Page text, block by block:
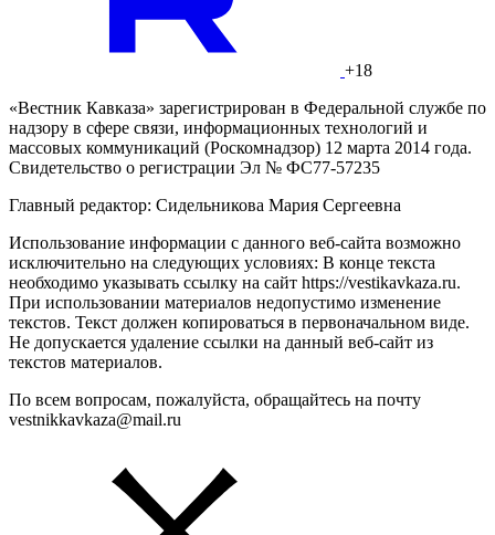
+18
«Вестник Кавказа» зарегистрирован в Федеральной службе по
надзору в сфере связи, информационных технологий и
массовых коммуникаций (Роскомнадзор) 12 марта 2014 года.
Свидетельство о регистрации Эл № ФС77-57235
Главный редактор: Сидельникова Мария Сергеевна
Использование информации с данного веб-сайта возможно
исключительно на следующих условиях: В конце текста
необходимо указывать ссылку на сайт https://vestikavkaza.ru.
При использовании материалов недопустимо изменение
текстов. Текст должен копироваться в первоначальном виде.
Не допускается удаление ссылки на данный веб-сайт из
текстов материалов.
По всем вопросам, пожалуйста, обращайтесь на почту
vestnikkavkaza@mail.ru